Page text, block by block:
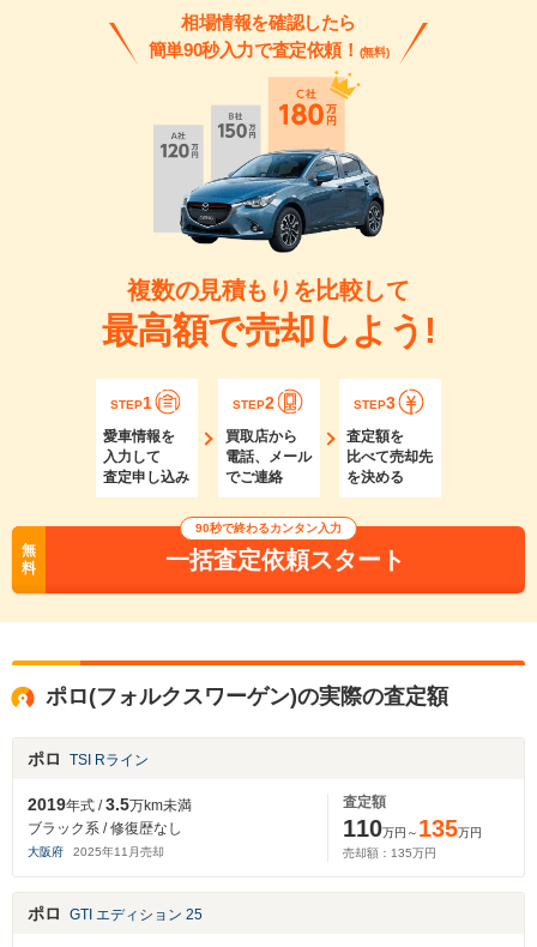
相場情報を確認したら
簡単90秒入力で査定依頼！ (無料)
複数の見積もりを比較して
最高額で売却しよう!
STEP1
愛車情報を
入力して
査定申し込み
STEP2
買取店から
電話、メール
でご連絡
STEP3
査定額を
比べて売却先
を決める
無
料
90秒で終わるカンタン入力
一括査定依頼スタート
ポロ(フォルクスワーゲン)の実際の査定額
ポロ TSI Rライン
2019年式 /3.5万km未満
ブラック系 / 修復歴なし
大阪府 2025年11 月売却
査定額
110万円～ 135万円
売却額： 135万円
ポロ GTI エディション 25